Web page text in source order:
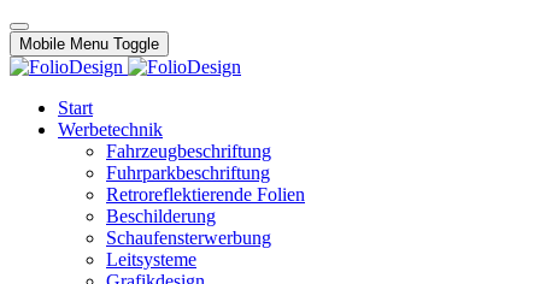
Mobile Menu Toggle
Start
Werbetechnik
Fahrzeugbeschriftung
Fuhrparkbeschriftung
Retroreflektierende Folien
Beschilderung
Schaufensterwerbung
Leitsysteme